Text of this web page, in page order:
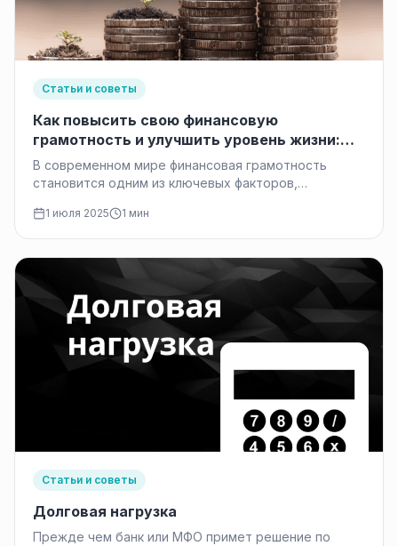
Статьи и советы
Как повысить свою финансовую
грамотность и улучшить уровень жизни:
практические советы и развитие навыков
В современном мире финансовая грамотность
становится одним из ключевых факторов,
управлять своими деньгами,…
1 июля 2025 1 мин
Статьи и советы
Долговая нагрузка
Прежде чем банк или МФО примет решение по